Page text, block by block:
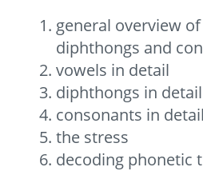
general overview
diphthongs and
vowels in detail
diphthongs in detail
consonants in detail
the stress
decoding phonetic